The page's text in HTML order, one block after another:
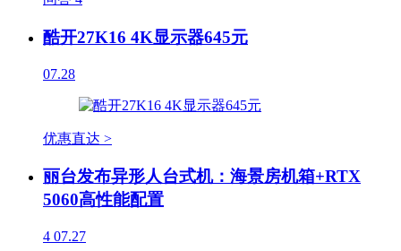
酷开27K16 4K显示器645元
07.28
优惠直达 >
丽台发布异形人台式机：海景房机箱+RTX
5060高性能配置
4 07.27